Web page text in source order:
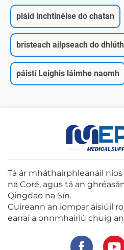
pláid inchtinéise do chatan
bristeach ailpseach do
páistí Leighis láimhe naomh
Tá ár mháthairphleanáil
na Coré, agus tá an
Qingdao na Sín.
Cuireann an iompar áisiúil
earraí a onnmhairiú chuig